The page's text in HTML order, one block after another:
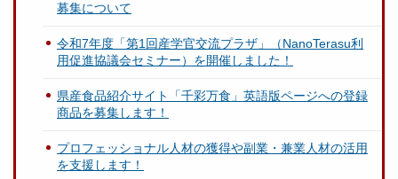
募集について
令和7年度「第1回産学官交流プラザ」（NanoTerasu利
用促進協議会セミナー）を開催しました！
県産食品紹介サイト「千彩万食」英語版ページへの登録
商品を募集します！
プロフェッショナル人材の獲得や副業・兼業人材の活用
を支援します！